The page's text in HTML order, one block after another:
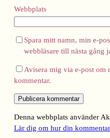
Webbplats
Spara mitt namn, min e-
webbläsare till nästa gång
Avisera mig via e-post om
kommentar.
Denna webbplats använder
Lär dig om hur din